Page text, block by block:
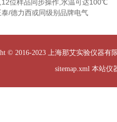
位样品同步操作,水温可达100℃
/德力西或同级别品牌电气
© 2016-2023 上海那艾实验仪器有
sitemap.xml本站仪